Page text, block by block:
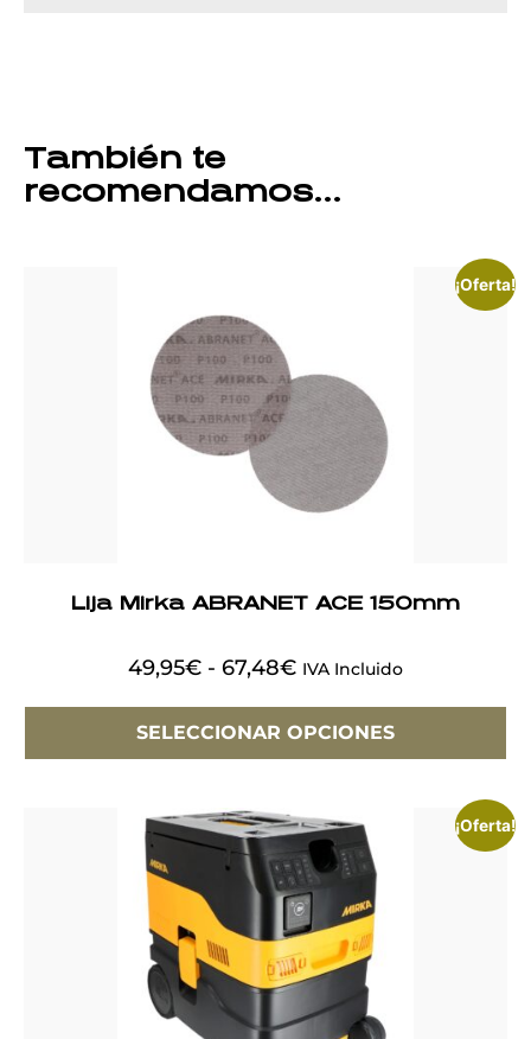
También te
recomendamos…
¡Oferta!
Lija Mirka ABRANET ACE 150mm
49,95€ - 67,48€ IVA Incluido
SELECCIONAR OPCIONES
¡Oferta!